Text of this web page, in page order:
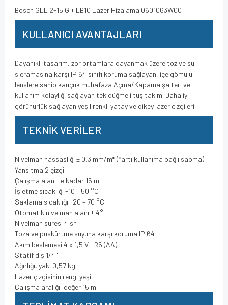
Bosch GLL 2-15 G + LB10 Lazer Hizalama 0601063W00
KULLANICI AVANTAJLARI
Dayanıklı tasarım, zor ortamlara dayanmak üzere toz ve su
sıçramasına karşı IP 64 sınıfı koruma sağlayan, içe gömülü
lenslere sahip kauçuk muhafaza Açma/Kapama şalteri ve
kullanım kolaylığı sağlayan tek düğmeli tuş takımı Daha iyi
görünürlük sağlayan yeşil renkli yatay ve dikey lazer çizgileri
TEKNİK VERİLER
Nivelman hassaslığı ± 0,3 mm/m* (*artı kullanıma bağlı sapma)
Yansıtma 2 çizgi
Çalışma alanı -e kadar 15 m
İşletme sıcaklığı -10 – 50 °C
Saklama sıcaklığı -20 – 70 °C
Otomatik nivelman alanı ± 4°
Nivelman süresi 4 sn
Toza ve püskürtme suyuna karşı koruma IP 64
Akım beslemesi 4 x 1,5 V LR6 (AA)
Statif diş 1/4"
Ağırlığı, yak. 0,57 kg
Lazer çizgisinin rengi yeşil
Çalışma aralığı, değer 15 m